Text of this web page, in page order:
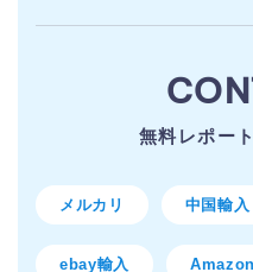
無料レポー
メルカリ 中国輸入
ebay輸入